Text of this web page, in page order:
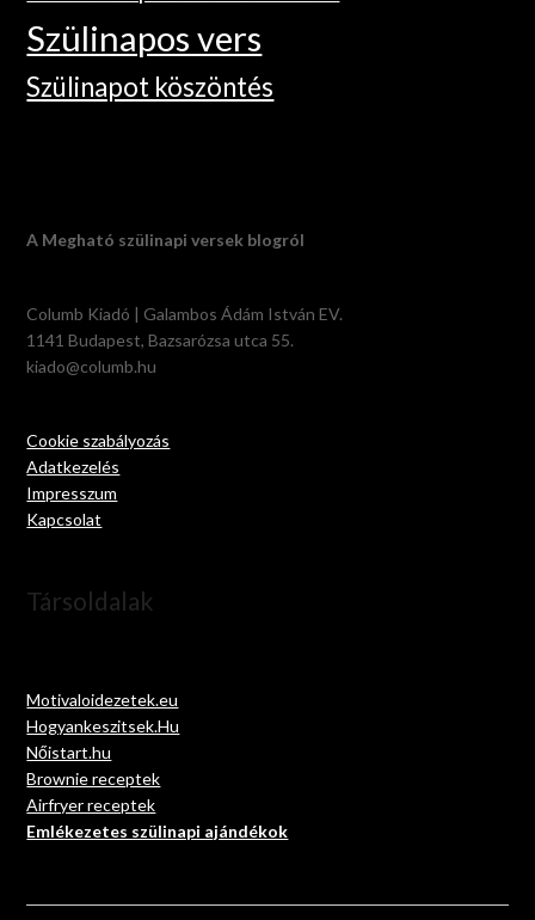
Szülinapos vers
Szülinapot köszöntés
A Megható szülinapi versek blogról
Columb Kiadó | Galambos Ádám István EV.
1141 Budapest, Bazsarózsa utca 55.
kiado@columb.hu
Cookie szabályozás
Adatkezelés
Impresszum
Kapcsolat
Társoldalak
Motivaloidezetek.eu
Hogyankeszitsek.Hu
Nőistart.hu
Brownie receptek
Airfryer receptek
Emlékezetes szülinapi ajándékok